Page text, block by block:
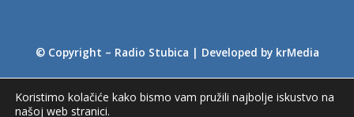
© Copyright – Radio Stubica | Developed by krMedia
Koristimo kolačiće kako bismo vam pružili najbolje iskustvo na
našoj web stranici.